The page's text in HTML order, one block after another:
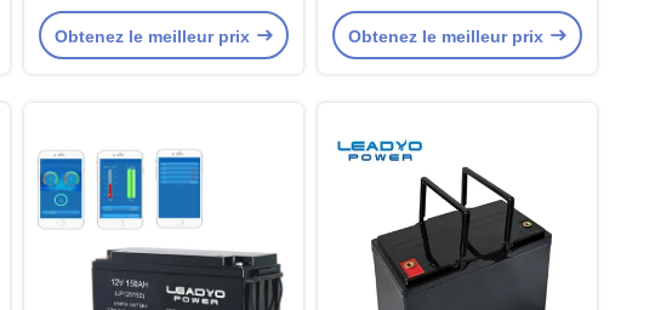
du cycle rv de 12 volts
Obtenez le meilleur prix
Marine Battery 12v 100Ah de
lithium d'affichage d'affichage à
Obtenez le meilleur prix